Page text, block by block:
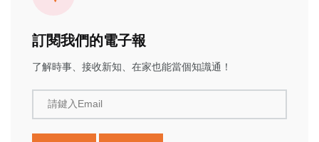
訂閱我們的電子報
了解時事、接收新知、在家也能當個知識通！
請鍵入Email